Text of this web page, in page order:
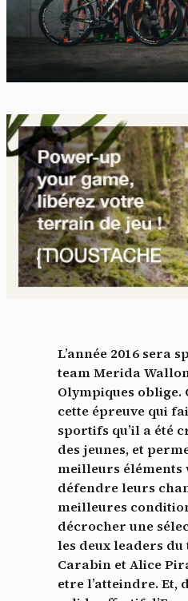
L’année 2016 sera
team Merida
Olympiques oblige.
cette épreuve qui
sportifs qu’il a été
des jeunes, et
meilleurs éléments
défendre leurs
meilleures
décrocher une
les deux leaders du
Carabin et Alice
etre l’atteindre. Et,